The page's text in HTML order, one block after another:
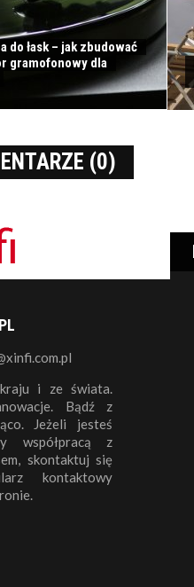
do łask – jak zbudować
gramofonowy dla
(0)
i ze świata.
Bądź z
Jeżeli jesteś
współpracą z
skontaktuj się
kontaktowy